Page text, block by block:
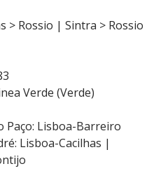
> Rossio | Sintra > Rossio
Verde (Verde)
Paço: Lisboa-Barreiro
Lisboa-Cacilhas |